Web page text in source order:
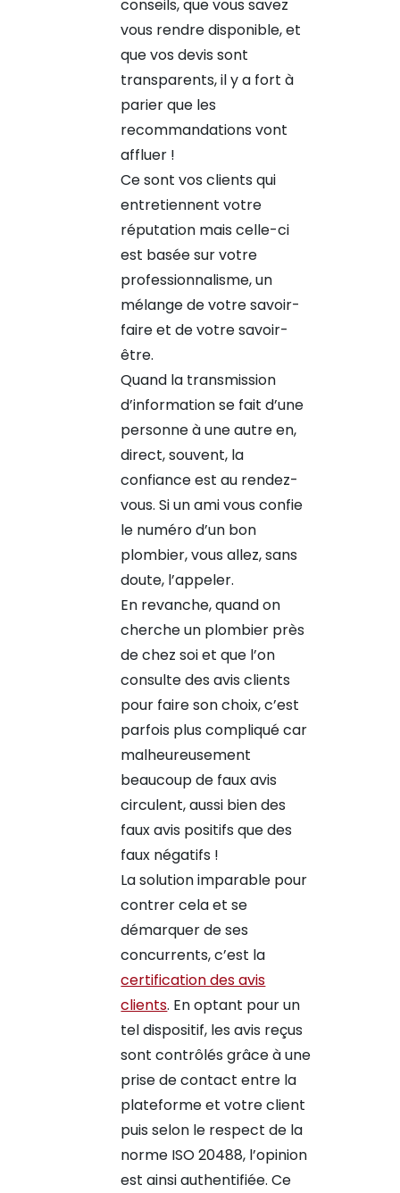
conseils, que vous savez
vous rendre disponible, et
que vos devis sont
transparents, il y a fort à
parier que les
recommandations vont
affluer !
Ce sont vos clients qui
entretiennent votre
réputation mais celle-ci
est basée sur votre
professionnalisme, un
mélange de votre savoir-
faire et de votre savoir-
être.
Quand la transmission
d’information se fait d’une
personne à une autre en,
direct, souvent, la
confiance est au rendez-
vous. Si un ami vous confie
le numéro d’un bon
plombier, vous allez, sans
doute, l’appeler.
En revanche, quand on
cherche un plombier près
de chez soi et que l’on
consulte des avis clients
pour faire son choix, c’est
parfois plus compliqué car
malheureusement
beaucoup de faux avis
circulent, aussi bien des
faux avis positifs que des
faux négatifs !
La solution imparable pour
contrer cela et se
démarquer de ses
concurrents, c’est la
certification des avis
clients. En optant pour un
tel dispositif, les avis reçus
sont contrôlés grâce à une
prise de contact entre la
plateforme et votre client
puis selon le respect de la
norme ISO 20488, l’opinion
est ainsi authentifiée. Ce